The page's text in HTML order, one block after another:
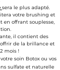
sera le plus adapté.
votre brushing et
en offrant souplesse,
il contient des
de la brillance et
mois !
soin Botox ou vos
sulfate et naturelle